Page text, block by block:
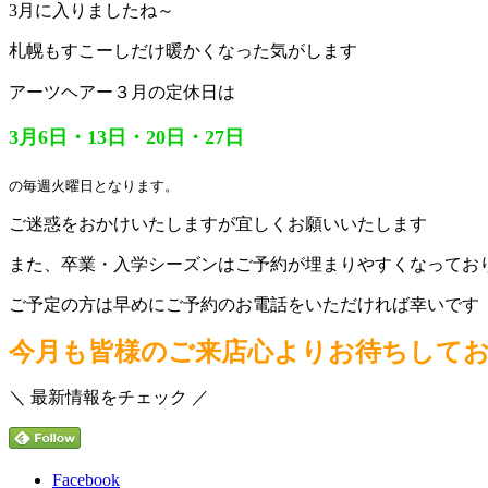
3月に入りましたね～
札幌もすこーしだけ暖かくなった気がします
アーツヘアー ３月の定休日は
3月6日・13日・20日・27日
の毎週火曜日となります。
ご迷惑をおかけいたしますが宜しくお願いいたします
また、卒業・入学シーズンはご予約が埋まりやすくなってお
ご予定の方は早めにご予約のお電話をいただければ幸いです
今月も皆様のご来店心よりお待ちして
＼ 最新情報をチェック ／
Facebook